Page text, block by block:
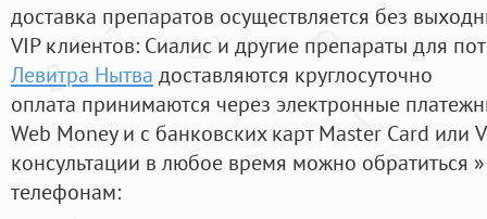
доставка препаратов осуществляется без
VIP клиентов: Сиалис и другие препараты для
Левитра Нытва доставляются круглосуточно
оплата принимаются через электронные
Web Money и с банковских карт Master Card или
консультации в любое время можно обратиться
телефонам: